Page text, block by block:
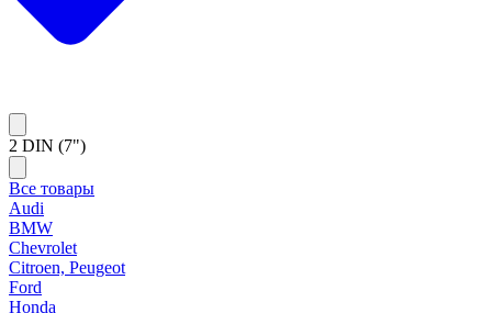
2 DIN (7")
Все товары
Audi
BMW
Chevrolet
Citroen, Peugeot
Ford
Honda